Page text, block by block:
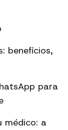
benefícios,
para
médico: a